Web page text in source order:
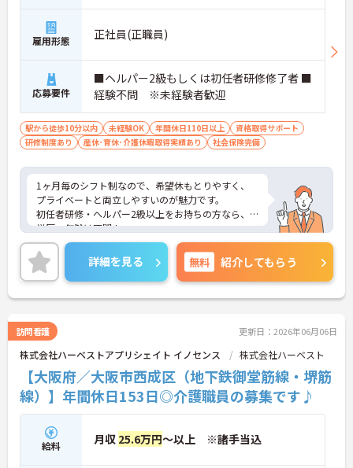
雇用形態 正社員(正職員)
応募要件
■ヘルパー2級もしくは初任者研修修了者 ■
経験不問 ※未経験者歓迎
駅から徒歩10分以内 未経験OK 年間休日110日以上
資格取得サポート
研修制度あり
産休･育休･介護休暇取得実績あり 社会保険完備
1ヶ月毎のシフト制なので、希望休もとりやすく、
プライベートと両立しやすいのが魅力です。
初任者研修・ヘルパー2級以上をお持ちの方なら、
学歴・年齢は不問！
丁寧な研修とフォロー体制で、経験に関わらず安心
してスタートできます。
ご興味がある方は是非一度マイナビまでお問い合わ
せください。さらに詳細などお伝えします
詳細を見る 無料 紹介してもらう
訪問看護 更新日：2026年06月06日
株式会社ハーベストアプリシェイト イノセンス 株式会社ハーベスト
【大阪府／大阪市西成区（地下鉄御堂筋線・堺筋
線）】年間休日153日◎介護職員の募集です♪
給料 月収 25.6万円～以上 ※諸手当込